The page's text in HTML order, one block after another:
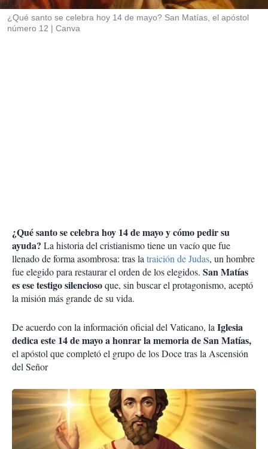
r
¿Qué santo se celebra hoy 14 de mayo? San Matías, el apóstol
número 12
Canva
¿Qué santo se celebra hoy 14 de mayo y cómo pedir su
ayuda? La historia del cristianismo tiene un vacío que fue
llenado de forma asombrosa: tras latraición de Judas, un hombre
fue elegido para restaurar el orden de los elegidos. San Matías
es ese testigo silenciosoque, sin buscar el protagonismo, aceptó
la misión más grande de su vida.
De acuerdo con la información oficial del Vaticano, laIglesia
dedica este 14 de mayo a honrar la memoria de San Matías,
el apóstol que completó el grupo de los Doce tras la Ascensión
del Señor